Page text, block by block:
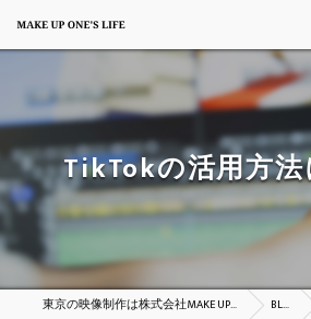
TikTokの活用方
東京の映像制作は株式会社MAKE UP ONE’S LIFE BLOG